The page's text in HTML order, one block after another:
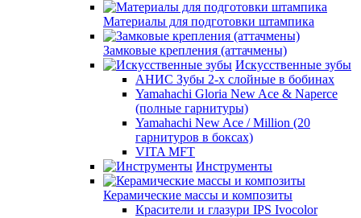
Материалы для подготовки штампика
Замковые крепления (аттачмены)
Искусственные зубы
АНИС Зубы 2-х слойные в бобинах
Yamahachi Gloria New Ace & Naperce
(полные гарнитуры)
Yamahachi New Ace / Million (20
гарнитуров в боксах)
VITA MFT
Инструменты
Керамические массы и композиты
Красители и глазури IPS Ivocolor